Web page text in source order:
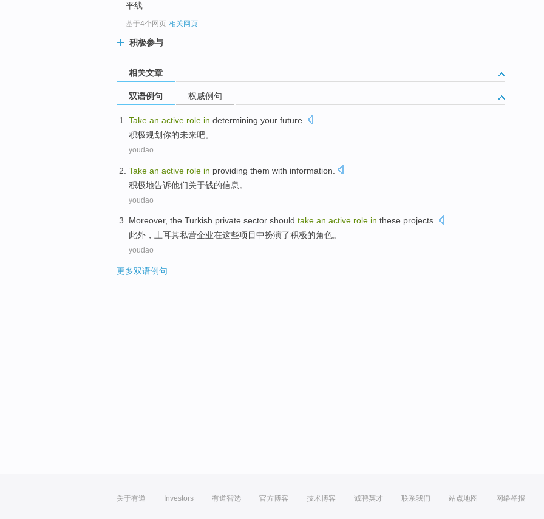
平线 ...
基于4个网页-相关网页
积极参与
相关文章
双语例句 权威例句
Take an active role in determining your future
积极规划你的未来吧。
youdao
Take an active role in providing them with information
积极地告诉他们关于钱的信息 。
youdao
Moreover, the Turkish private sector should take an active role in these projects.
此外 ， 土耳其私营企业在这些项目中扮演了积极的角色。
youdao
更多双语例句
关于有道 Investors 有道智选 官方博客 技术博客 诚聘英才 联系我们 站点地图 网络举报